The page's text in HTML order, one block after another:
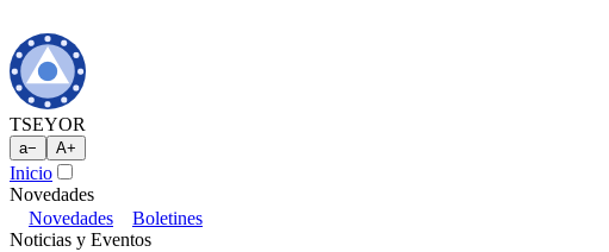
TSEYOR
a− A+
Inicio
Novedades
Novedades
Boletines
Noticias y Eventos